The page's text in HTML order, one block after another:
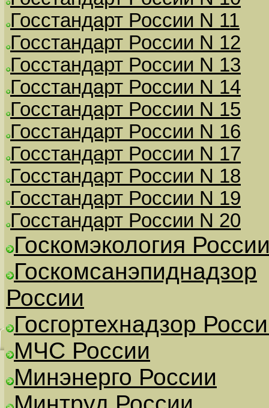
Госстандарт России N 11
Госстандарт России N 12
Госстандарт России N 13
Госстандарт России N 14
Госстандарт России N 15
Госстандарт России N 16
Госстандарт России N 17
Госстандарт России N 18
Госстандарт России N 19
Госстандарт России N 20
Госкомэкология
Госкомсанэпиднадзор
России
Госгортехнадзор
МЧС России
Минэнерго России